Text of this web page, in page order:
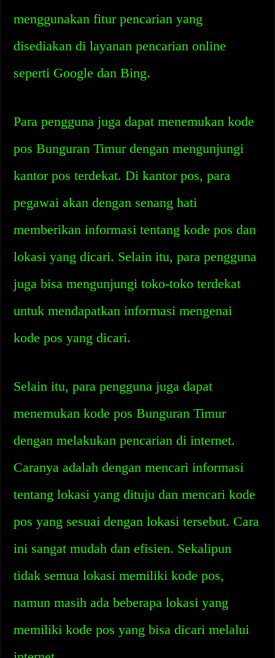
menggunakan fitur pencarian yang
disediakan di layanan pencarian online
seperti Google dan Bing.
Para pengguna juga dapat menemukan kode
pos Bunguran Timur dengan mengunjungi
kantor pos terdekat. Di kantor pos, para
pegawai akan dengan senang hati
memberikan informasi tentang kode pos dan
lokasi yang dicari. Selain itu, para pengguna
juga bisa mengunjungi toko-toko terdekat
untuk mendapatkan informasi mengenai
kode pos yang dicari.
Selain itu, para pengguna juga dapat
menemukan kode pos Bunguran Timur
dengan melakukan pencarian di internet.
Caranya adalah dengan mencari informasi
tentang lokasi yang dituju dan mencari kode
pos yang sesuai dengan lokasi tersebut. Cara
ini sangat mudah dan efisien. Sekalipun
tidak semua lokasi memiliki kode pos,
namun masih ada beberapa lokasi yang
memiliki kode pos yang bisa dicari melalui